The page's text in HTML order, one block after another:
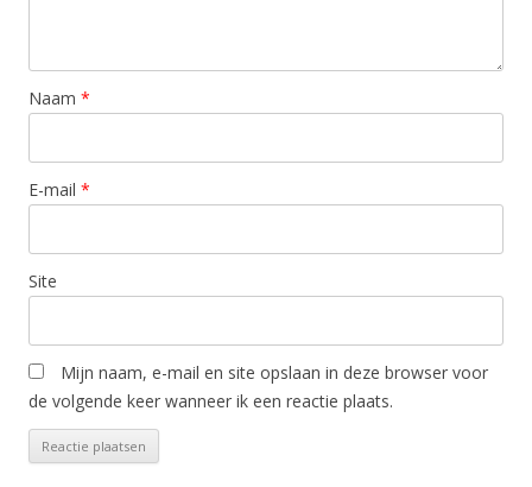
Naam *
E-mail *
Site
Mijn naam, e-mail en site opslaan in deze browser voor
de volgende keer wanneer ik een reactie plaats.